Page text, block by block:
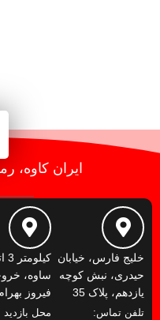
ایران کاوه،
خلیج فارس، خیابان
حیدری، نبش کوچه
یازدهم، پلاک 35
تلفن تماس:
ساوه،
فیروز
محل